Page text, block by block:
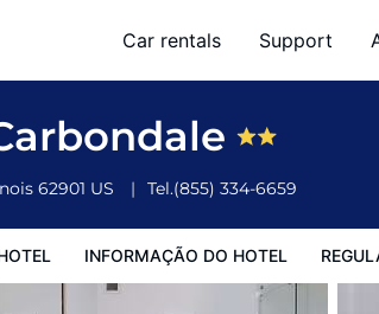
Car rentals Support
62901 US Tel.(855) 334-6659
INFORMAÇÃO DO HOTEL
do Hotel